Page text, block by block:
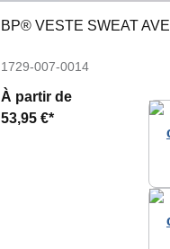
BP® VESTE SWEAT
1729-007-0014
À partir de
53,95 €*